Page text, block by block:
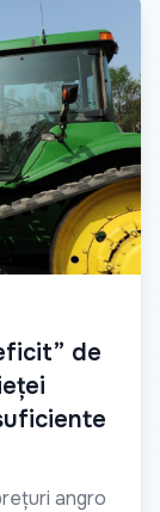
de
angro